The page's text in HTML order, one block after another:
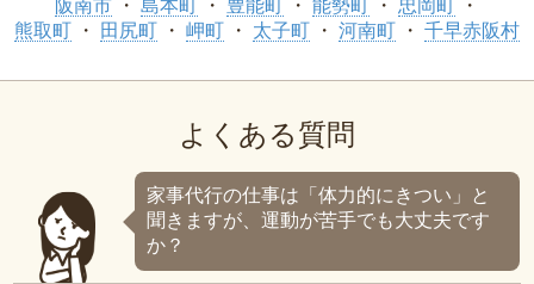
阪南市 島本町 豊能町 能勢町
忠岡町
熊取町
田尻町 岬町 太子町 河南町 千早赤阪村
よくある質問
家事代行の仕事は「体力的にきつい」と
聞きますが、運動が苦手でも大丈夫です
か？